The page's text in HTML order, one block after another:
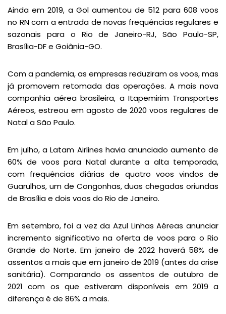
Ainda em 2019, a Gol aumentou de 512 para 608 voos
no RN com a entrada de novas frequências regulares e
sazonais para o Rio de Janeiro-RJ, São Paulo-SP,
Brasília-DF e Goiânia-GO.
Com a pandemia, as empresas reduziram os voos, mas
já promovem retomada das operações. A mais nova
companhia aérea brasileira, a Itapemirim Transportes
Aéreos, estreou em agosto de 2020 voos regulares de
Natal a São Paulo.
Em julho, a Latam Airlines havia anunciado aumento de
60% de voos para Natal durante a alta temporada,
com frequências diárias de quatro voos vindos de
Guarulhos, um de Congonhas, duas chegadas oriundas
de Brasília e dois voos do Rio de Janeiro.
Em setembro, foi a vez da Azul Linhas Aéreas anunciar
incremento significativo na oferta de voos para o Rio
Grande do Norte. Em janeiro de 2022 haverá 58% de
assentos a mais que em janeiro de 2019 (antes da crise
sanitária). Comparando os assentos de outubro de
2021 com os que estiveram disponíveis em 2019 a
diferença é de 86% a mais.